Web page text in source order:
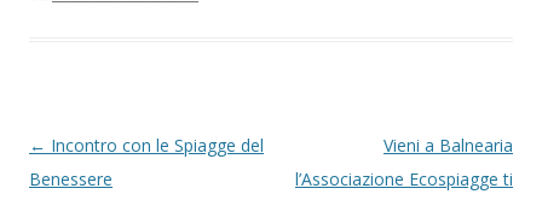
Navigazione
articolo
← Incontro con le Spiagge del
Benessere
Vieni a Balnearia
l’Associazione Ecospiagge ti